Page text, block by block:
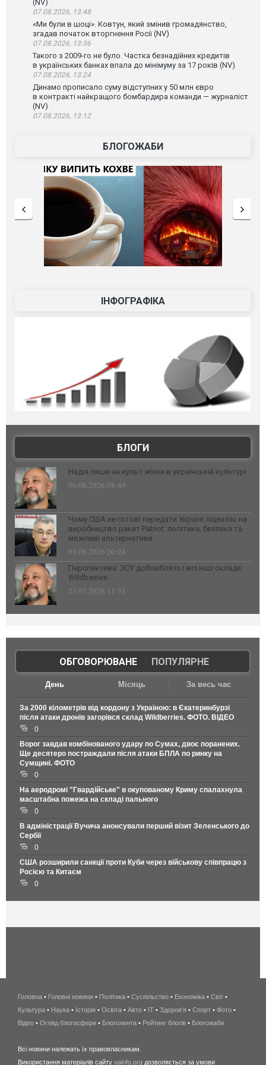
(NV)
07.08.2026, 13:48
«Ми були в шоці». Ковтун, який змінив громадянство,
згадав початок вторгнення Росії (NV)
07.08.2026, 13:36
Такого з 2009-го не було. Частка безнадійних кредитів
в українських банках впала до мінімуму за 17 років (NV)
07.08.2026, 13:24
Динамо прописало суму відступних у 50 млн євро
в контракті найкращого бомбардира команди — журналіст
(NV)
07.08.2026, 13:12
БЛОГОЖАБИ
ІНФОГРАФІКА
БЛОГИ
Надія лише на культ жінки в українській культурі
06.08.2026 08:49
Чому США не готові передати Україні ліцензію на
виробництво ракет Patriot: політика, безпека та
можливі альтернативи
03.08.2026 20:24
Перспектива: ЗСУ добомблять і всі інші склади
Wildberries
23.07.2026 11:31
ОБГОВОРЮВАНЕ| ПОПУЛЯРНЕ
День Місяць За весь час
За 2000 кілометрів від кордону з Україною: в Єкатеринбурзі
після атаки дронів загорівся склад Wildberries. ФОТО. ВІДЕО
0
Ворог завдав комбінованого удару по Сумах, двоє поранених.
Ще десятеро постраждали після атаки БПЛА по ринку на
Сумщині. ФОТО
0
На аеродромі "Гвардійське" в окупованому Криму спалахнула
масштабна пожежа на складі пального
0
В адміністрації Вучича анонсували перший візит Зеленського до
Сербії
0
США розширили санкції проти Куби через військову співпрацю з
Росією та Китаєм
0
беспроводной
интернет
киев
wimax
Головна • Головні новини • Політика • Суспільство • Економіка • Світ •
Культура • Наука • Історія • Освіта • Авто • IT • Здоров'я • Спорт • Фото •
Відео • Огляд блогосфери • Блоголента • Рейтинг блогів • Блогожаби
Всі новини належать їх правовласникам.
Використання матеріалів сайту uainfo.org дозволяється за умови